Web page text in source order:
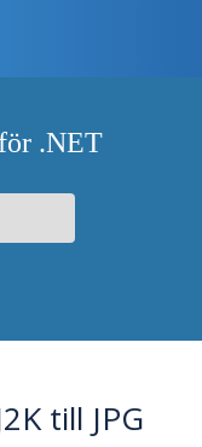
.NET
till JPG